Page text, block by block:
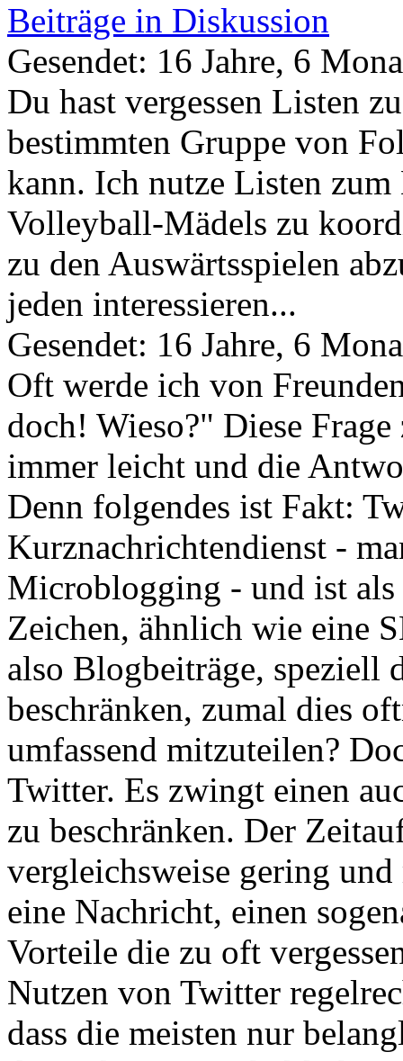
Beiträge in Diskussion
Gesendet: 16 Jahre, 6
Du hast vergessen Listen
bestimmten Gruppe von
kann. Ich nutze Listen
Volleyball-Mädels zu
zu den Auswärtsspielen
jeden interessieren...
Gesendet: 16 Jahre, 6
Oft werde ich von
doch! Wieso?" Diese
immer leicht und die
Denn folgendes ist Fakt:
Kurznachrichtendienst -
Microblogging - und ist als
Zeichen, ähnlich wie eine
also Blogbeiträge, speziell
beschränken, zumal dies
umfassend mitzuteilen?
Twitter. Es zwingt einen
zu beschränken. Der
vergleichsweise gering
eine Nachricht, einen
Vorteile die zu oft
Nutzen von Twitter
dass die meisten nur